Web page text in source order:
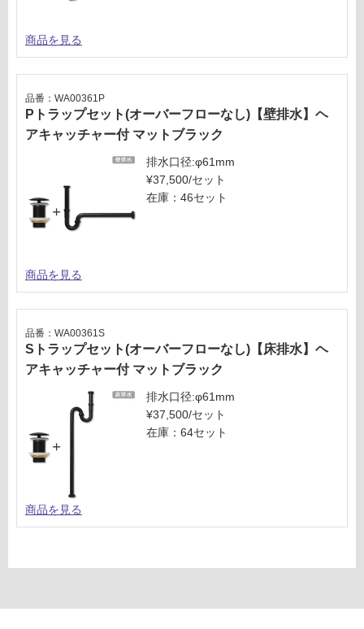
商品を見る
Pトラップセット(オーバーフローなし)【壁排水】ヘ
アキャッチャー付 マットブラック
品番：WA00361P
排水口径:φ61mm
¥37,500/セット
在庫：46セット
商品を見る
Sトラップセット(オーバーフローなし)【床排水】ヘ
アキャッチャー付 マットブラック
品番：WA00361S
排水口径:φ61mm
¥37,500/セット
在庫：64セット
商品を見る